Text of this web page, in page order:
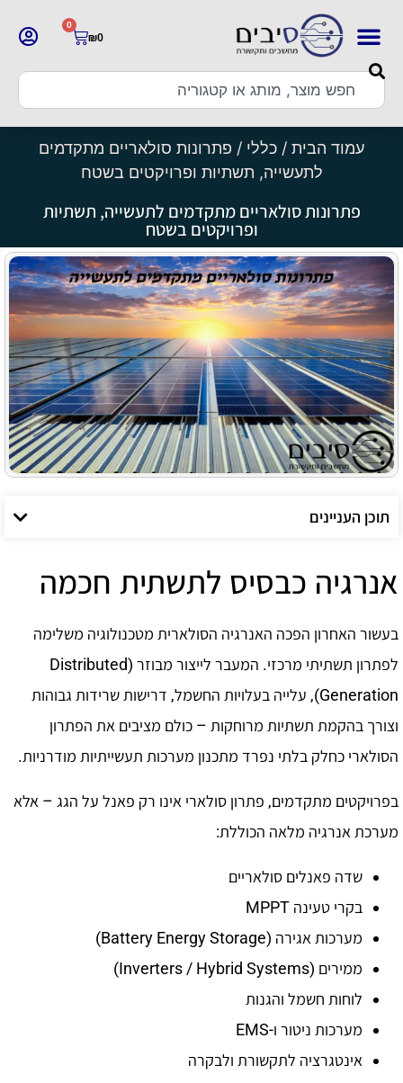
₪0
0
עמוד הבית / כללי / פתרונות סולאריים מתקדמים
לתעשייה, תשתיות ופרויקטים בשטח
פתרונות סולאריים מתקדמים לתעשייה, תשתיות
ופרויקטים בשטח
תוכן העניינים
אנרגיה כבסיס לתשתית חכמה
בעשור האחרון הפכה האנרגיה הסולארית מטכנולוגיה משלימה
לפתרון תשתיתי מרכזי. המעבר לייצור מבוזר (Distributed
Generation), עלייה בעלויות החשמל, דרישות שרידות גבוהות
וצורך בהקמת תשתיות מרוחקות – כולם מציבים את הפתרון
הסולארי כחלק בלתי נפרד מתכנון מערכות תעשייתיות מודרניות.
בפרויקטים מתקדמים, פתרון סולארי אינו רק פאנל על הגג – אלא
מערכת אנרגיה מלאה הכוללת:
שדה פאנלים סולאריים
בקרי טעינה MPPT
מערכות אגירה (Battery Energy Storage)
ממירים (Inverters / Hybrid Systems)
לוחות חשמל והגנות
מערכות ניטור ו-EMS
אינטגרציה לתקשורת ולבקרה